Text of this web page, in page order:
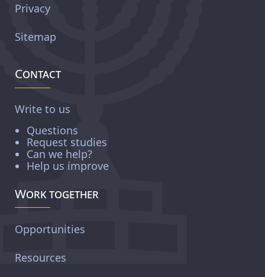
Privacy
Sitemap
Contact
Write to us
Questions
Request studies
Can we help?
Help us improve
Work together
Opportunities
Resources